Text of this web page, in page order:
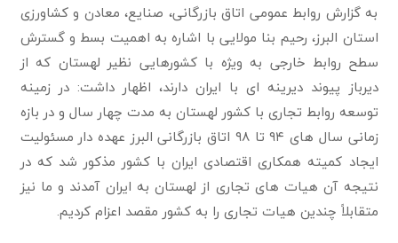
به گزارش روابط عمومی اتاق بازرگانی، صنایع، معادن و کشاورزی
استان البرز، رحیم بنا مولایی با اشاره به اهمیت بسط و گسترش
سطح روابط خارجی به ویژه با کشورهایی نظیر لهستان که از
دیرباز پیوند دیرینه ای با ایران دارند، اظهار داشت: در زمینه
توسعه روابط تجاری با کشور لهستان به مدت چهار سال و در بازه
زمانی سال های ۹۴ تا ۹۸ اتاق بازرگانی البرز عهده دار مسئولیت
ایجاد کمیته همکاری اقتصادی ایران با کشور مذکور شد که در
نتیجه آن هیات های تجاری از لهستان به ایران آمدند و ما نیز
متقابلاً چندین هیات تجاری را به کشور مقصد اعزام کردیم.